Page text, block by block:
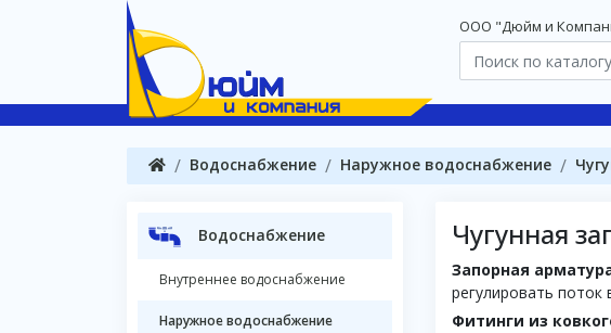
OOO "Дюйм и
Водоснабжение Наружное водоснабжение
Водоснабжение
Внутреннее водоснабжение
Наружное водоснабжение
Чугунная
Запорная
регулировать
Фитинги из